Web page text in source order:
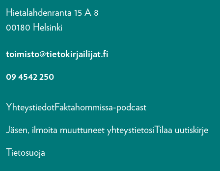
Hietalahdenranta 15 A 8
00180 Helsinki
toimisto@tietokirjailijat.fi
09 4542 250
YhteystiedotFaktahommissa-podcast
Jäsen, ilmoita muuttuneet yhteystietosi Tilaa uutiskirje
Tietosuoja